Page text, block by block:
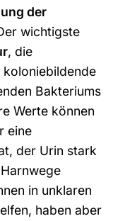
der
wichtigste
, die
koloniebildende
Bakteriums
Werte können
eine
der Urin stark
in unklaren
haben aber